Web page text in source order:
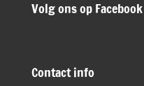
Volg ons op Facebook
Contact info